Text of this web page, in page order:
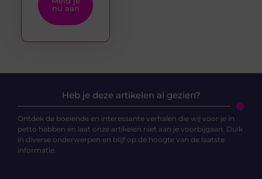
nu aan
Heb je deze artikelen al gezien?
Ontdek de boeiende en interessante verhalen die wij voor je in
petto hebben en laat onze artikelen niet aan je voorbijgaan. Duik
in diverse onderwerpen en blijf op de hoogte van de laatste
informatie.